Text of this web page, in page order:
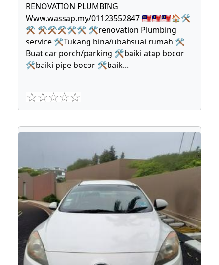
RENOVATION PLUMBING
Www.wassap.my/01123552847 🇲🇾🇲🇾🇲🇾🏠🛠
⚒ ⚒⚒⚒🛠🛠 🛠renovation Plumbing
service 🛠Tukang bina/ubahsuai rumah 🛠
Buat car porch/parking 🛠baiki atap bocor
🛠baiki pipe bocor 🛠baik...